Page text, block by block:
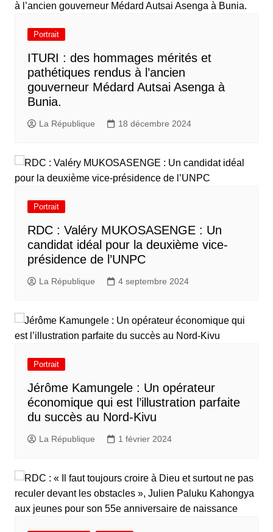
Portrait
ITURI : des hommages mérités et
pathétiques rendus à l’ancien
gouverneur Médard Autsai Asenga à
Bunia.
La République 18 décembre 2024
Portrait
RDC : Valéry MUKOSASENGE : Un
candidat idéal pour la deuxième vice-
présidence de l’UNPC
La République 4 septembre 2024
Portrait
Jérôme Kamungele : Un opérateur
économique qui est l’illustration parfaite
du succès au Nord-Kivu
La République 1 février 2024